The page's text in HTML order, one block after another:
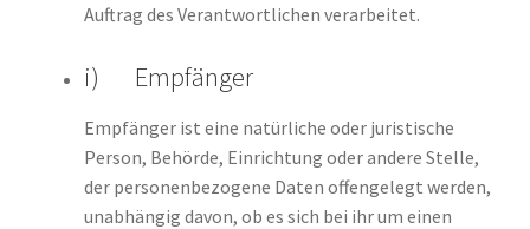
Auftrag des Verantwortlichen verarbeitet.
i) Empfänger
Empfänger ist eine natürliche oder juristische
Person, Behörde, Einrichtung oder andere Stelle,
der personenbezogene Daten offengelegt werden,
unabhängig davon, ob es sich bei ihr um einen